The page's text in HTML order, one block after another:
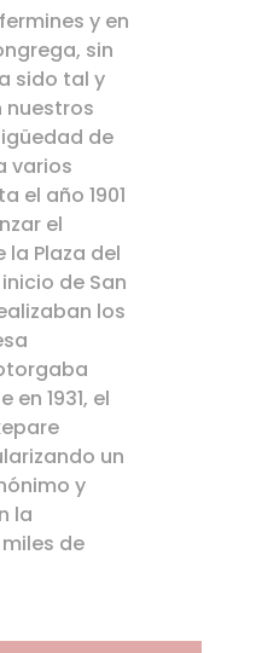
más
y en
sin
sido tal y
nuestros
de
varios
año 1901
el
Plaza del
de San
los
1931, el
un
y
la
de